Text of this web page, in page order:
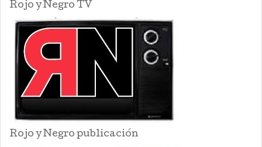
Rojo y Negro TV
Rojo y Negro publicación